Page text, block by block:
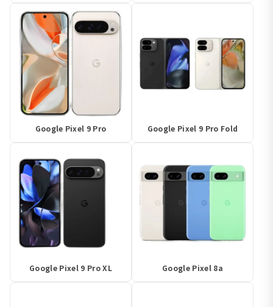
Google Pixel 9 Pro Google Pixel 9 Pro Fold
Google Pixel 9 Pro XL Google Pixel 8a